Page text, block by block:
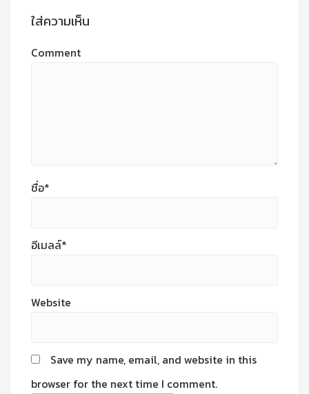
ใส่ความเห็น
Comment
ชื่อ*
อีเมลล์*
Website
Save my name, email, and website in this
browser for the next time I comment.